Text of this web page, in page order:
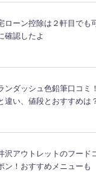
ローン控除は２軒目でも
確認したよ
ンダッシュ色鉛筆口コミ
違い、値段とおすすめは
沢アウトレットのフード
ン！おすすめメニューも